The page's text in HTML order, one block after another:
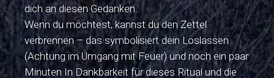
dich an diesen Gedanken.
Wenn du möchtest, kannst du den Zettel
verbrennen – das symbolisiert dein Loslassen
(Achtung im Umgang mit Feuer) und noch ein paar
Minuten In Dankbarkeit für dieses Ritual und die